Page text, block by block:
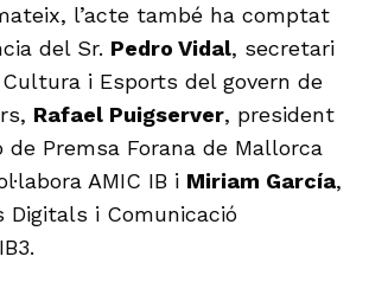
l’acte també ha comptat
del Sr. Pedro Vidal, secretari
i Esports del govern de
Rafael Puigserver, president
de Premsa Forana de Mallorca
AMIC IB i Miriam García,
Digitals i Comunicació